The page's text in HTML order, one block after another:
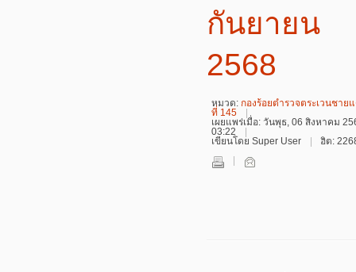
กันยายน
2568
หมวด: กองร้อยตำรวจตระเวนชาย
ที่ 145
เผยแพร่เมื่อ: วันพุธ, 06 สิงหาคม
03:22
เขียนโดย Super User
ฮิต: